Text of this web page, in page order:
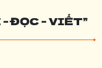
- ĐỌC - VIẾT”